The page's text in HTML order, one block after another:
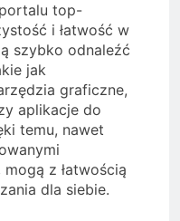
top-
i łatwość w
szybko odnaleźć
jak
graficzne,
aplikacje do
temu, nawet
z łatwością
dla siebie.